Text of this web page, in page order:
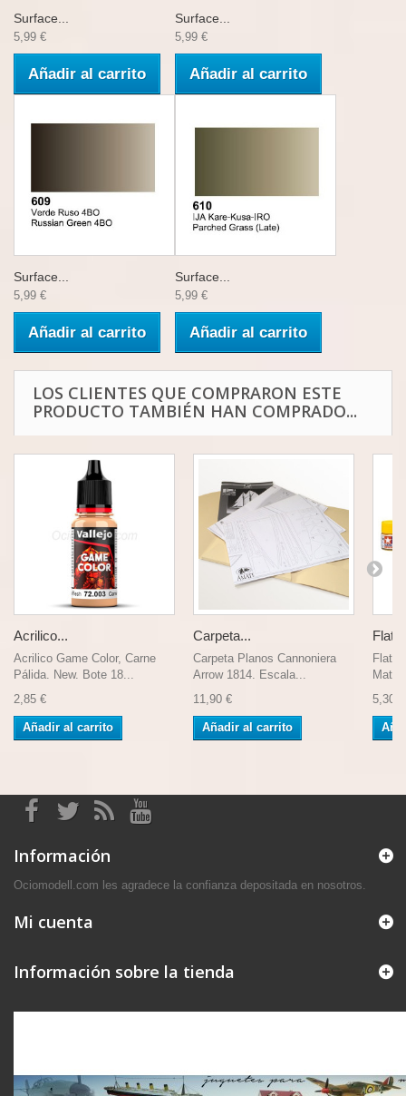
Surface...
5,99 €
Añadir al carrito
Surface...
5,99 €
Añadir al carrito
Surface...
5,99 €
Añadir al carrito
Surface...
5,99 €
Añadir al carrito
LOS CLIENTES QUE COMPRARON ESTE
PRODUCTO TAMBIÉN HAN COMPRADO...
Acrilico...
Acrilico Game Color, Carne
Pálida. New. Bote 18...
2,85 €
Añadir al carrito
Carpeta...
Carpeta Planos Cannoniera
Arrow 1814. Escala...
11,90 €
Añadir al carrito
Flat
Flat
Mate
5,30 €
Información
Ociomodell.com les agradece la confianza depositada en nosotros.
Mi cuenta
Información sobre la tienda